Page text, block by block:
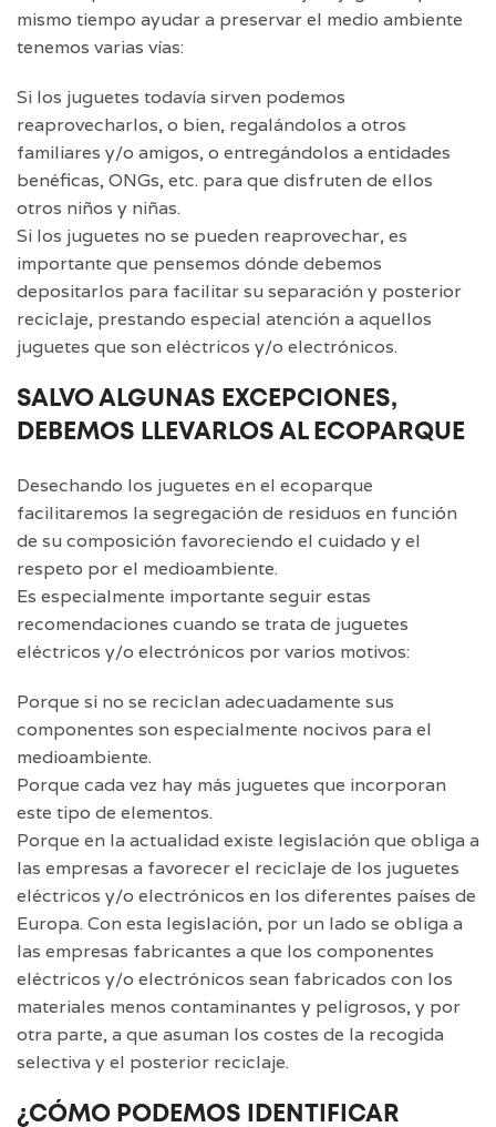
mismo tiempo ayudar a preservar el medio ambiente
tenemos varias vías:
Si los juguetes todavía sirven podemos
reaprovecharlos, o bien, regalándolos a otros
familiares y/o amigos, o entregándolos a entidades
benéficas, ONGs, etc. para que disfruten de ellos
otros niños y niñas.
Si los juguetes no se pueden reaprovechar, es
importante que pensemos dónde debemos
depositarlos para facilitar su separación y posterior
reciclaje, prestando especial atención a aquellos
juguetes que son eléctricos y/o electrónicos.
SALVO ALGUNAS EXCEPCIONES,
DEBEMOS LLEVARLOS AL ECOPARQUE
Desechando los juguetes en el ecoparque
facilitaremos la segregación de residuos en función
de su composición favoreciendo el cuidado y el
respeto por el medioambiente.
Es especialmente importante seguir estas
recomendaciones cuando se trata de juguetes
eléctricos y/o electrónicos por varios motivos:
Porque si no se reciclan adecuadamente sus
componentes son especialmente nocivos para el
medioambiente.
Porque cada vez hay más juguetes que incorporan
este tipo de elementos.
Porque en la actualidad existe legislación que obliga a
las empresas a favorecer el reciclaje de los juguetes
eléctricos y/o electrónicos en los diferentes países de
Europa. Con esta legislación, por un lado se obliga a
las empresas fabricantes a que los componentes
eléctricos y/o electrónicos sean fabricados con los
materiales menos contaminantes y peligrosos, y por
otra parte, a que asuman los costes de la recogida
selectiva y el posterior reciclaje.
¿CÓMO PODEMOS IDENTIFICAR